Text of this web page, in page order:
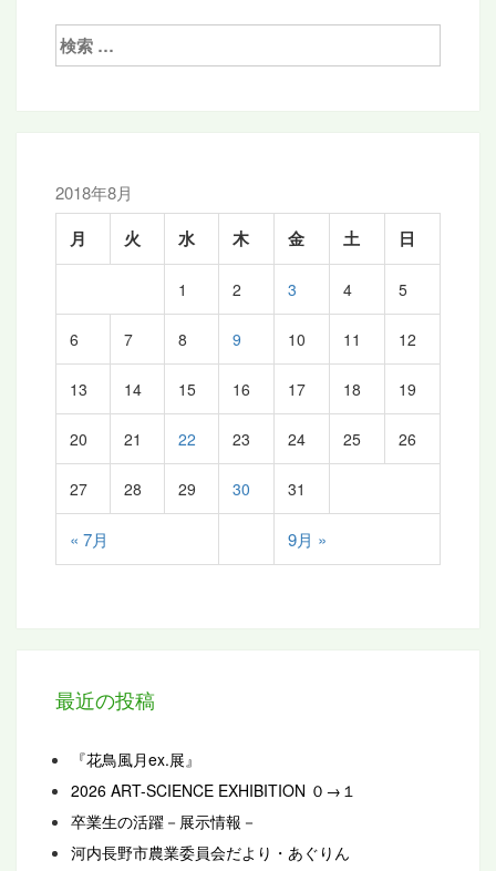
検
索:
2018年8月
月 火 水 木 金 土 日
« 7月 9月 »
1 2 3 4 5
6 7 8 9 10 11 12
13 14 15 16 17 18 19
20 21 22 23 24 25 26
27 28 29 30 31
最近の投稿
『花鳥風月ex.展』
2026 ART-SCIENCE EXHIBITION ０→１
卒業生の活躍－展示情報－
河内長野市農業委員会だより・あぐりん